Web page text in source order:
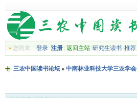
»您尚未 登录 注册| 返回主站| 研究生读书| 推荐|
三农中国读书论坛» 中南林业科技大学三农学会